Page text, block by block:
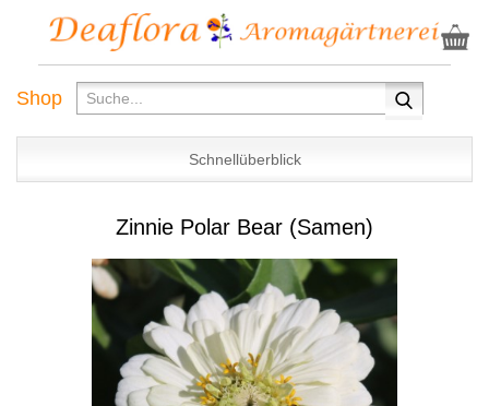
Shop
Schnellüberblick
Zinnie Polar Bear (Samen)